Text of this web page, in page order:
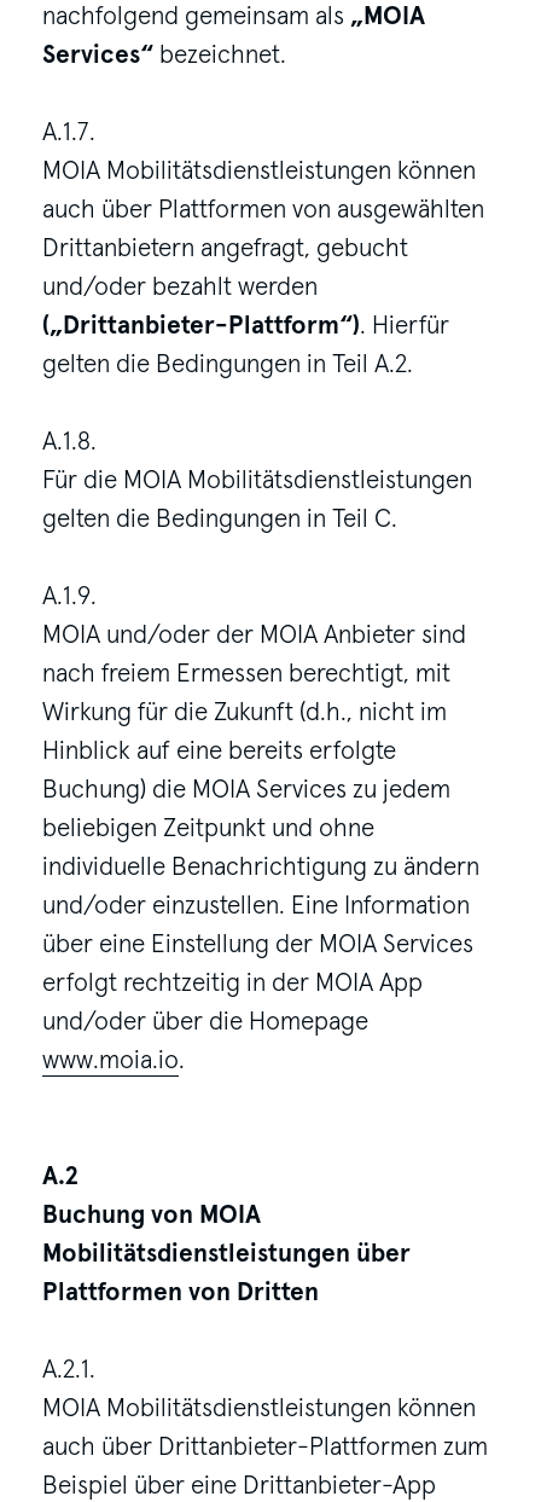
nachfolgend gemeinsam als „MOIA
Services“ bezeichnet.
A.1.7.
MOIA Mobilitätsdienstleistungen können
auch über Plattformen von ausgewählten
Drittanbietern angefragt, gebucht
und/oder bezahlt werden
(„Drittanbieter-Plattform“). Hierfür
gelten die Bedingungen in Teil A.2.
A.1.8.
Für die MOIA Mobilitätsdienstleistungen
gelten die Bedingungen in Teil C.
A.1.9.
MOIA und/oder der MOIA Anbieter sind
nach freiem Ermessen berechtigt, mit
Wirkung für die Zukunft (d.h., nicht im
Hinblick auf eine bereits erfolgte
Buchung) die MOIA Services zu jedem
beliebigen Zeitpunkt und ohne
individuelle Benachrichtigung zu ändern
und/oder einzustellen. Eine Information
über eine Einstellung der MOIA Services
erfolgt rechtzeitig in der MOIA App
und/oder über die Homepage
www.moia.io.
A.2
Buchung von MOIA
Mobilitätsdienstleistungen über
Plattformen von Dritten
A.2.1.
MOIA Mobilitätsdienstleistungen können
auch über Drittanbieter-Plattformen zum
Beispiel über eine Drittanbieter-App